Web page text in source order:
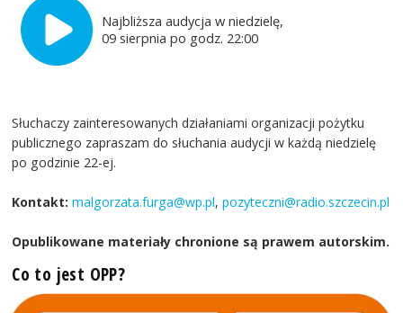
Najbliższa audycja w niedzielę,
09 sierpnia po godz. 22:00
Słuchaczy zainteresowanych działaniami organizacji pożytku
publicznego zapraszam do słuchania audycji w każdą niedzielę
po godzinie 22-ej.
Kontakt: malgorzata.furga@wp.pl,pozyteczni@radio.szczecin.pl
Opublikowane materiały chronione są prawem autorskim.
Co to jest OPP?